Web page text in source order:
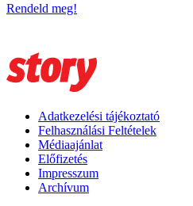
Rendeld meg!
Adatkezelési tájékoztató
Felhasználási Feltételek
Médiaajánlat
Előfizetés
Impresszum
Archívum